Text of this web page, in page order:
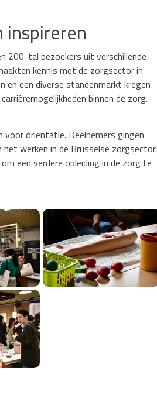
inspireren
200-tal bezoekers uit verschillende
kennis met de zorgsector in
en een diverse standenmarkt kregen
binnen de zorg.
voor oriëntatie. Deelnemers gingen
werken in de Brusselse zorgsector.
een verdere opleiding in de zorg te